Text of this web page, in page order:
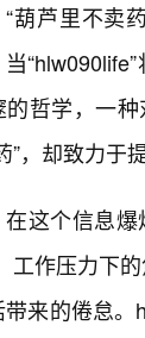
“葫芦里不卖
的哲学，一
”，却致力于
在这个信息
工作压力下
带来的倦怠。